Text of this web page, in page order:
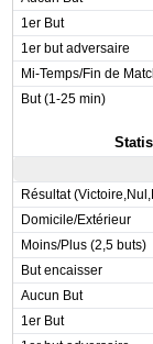
1er But
1er but adversaire
Mi-Temps/Fin de
But (1-25 min)
Résultat
Domicile/Extérieur
Moins/Plus (2,5 buts)
But encaisser
Aucun But
1er But